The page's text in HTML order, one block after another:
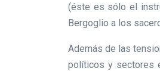
(éste es sólo el
Bergoglio a los
Además de las
políticos y sectores